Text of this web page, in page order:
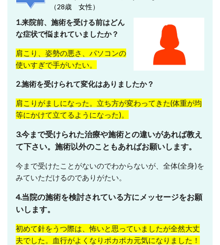
（28歳 女性）
1.来院前、施術を受ける前はどん
な症状で悩まれていましたか？
肩こり、姿勢の悪さ、パソコンの
使いすぎで手がいたい。
2.施術を受けられて変化はありましたか？
肩こりがましになった。立ち方が変わってきた(体重が均
等にかけて立てるようになった)。
3.今まで受けられた治療や施術との違いがあれば教え
て下さい。施術以外のこともあればお願いします。
今まで受けたことがないのでわからないが、全体(全身)を
みていただけるのでありがたい。
4.当院の施術を検討されている方にメッセージをお願
いします。
初めて針をうつ際は、怖いと思っていましたが全然大丈
夫でした。血行がよくなりポカポカ元気になりました！